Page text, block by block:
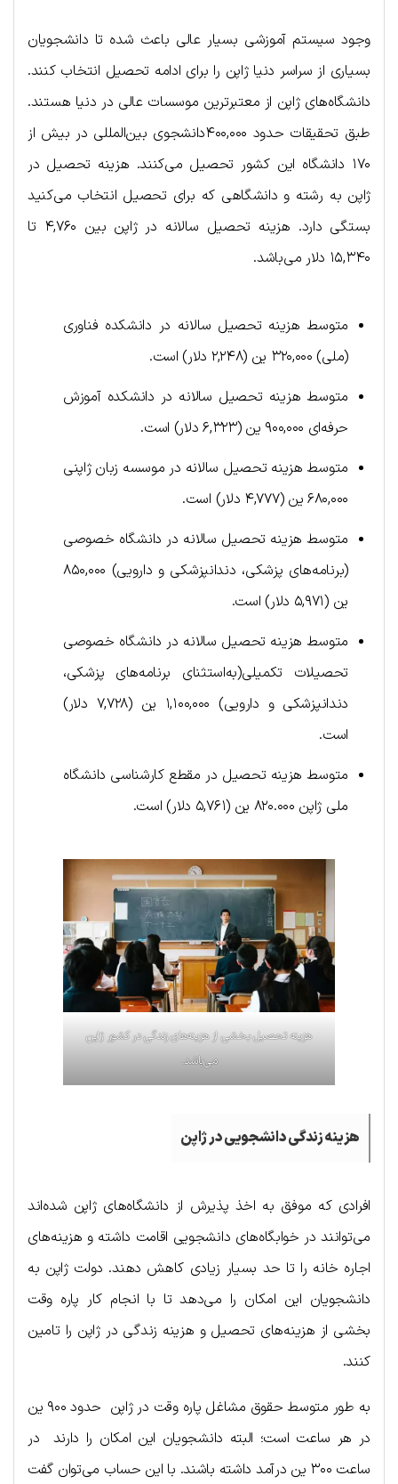
وجود سیستم آموزشی بسیار عالی باعث شده تا دانشجویان
بسیاری از سراسر دنیا ژاپن را برای ادامه تحصیل انتخاب کنند.
دانشگاه‌های ژاپن از معتبرترین موسسات عالی در دنیا هستند.
طبق تحقیقات حدود ۴۰۰,۰۰۰دانشجوی بین‌المللی در بیش از
۱۷۰ دانشگاه این کشور تحصیل می‌کنند. هزینه تحصیل در
ژاپن به رشته و دانشگاهی که برای تحصیل انتخاب می‌کنید
بستگی دارد. هزینه تحصیل سالانه در ژاپن بین ۴,۷۶۰ تا
۱۵,۳۴۰ دلار می‌باشد.
متوسط هزینه تحصیل سالانه در دانشکده فناوری
(ملی) ۳۲۰,۰۰۰ ین (۲,۲۴۸ دلار) است.
متوسط هزینه تحصیل سالانه در دانشکده آموزش
حرفه‌ای ۹۰۰,۰۰۰ ین (۶,۳۲۳ دلار) است.
متوسط هزینه تحصیل سالانه در موسسه زبان ژاپنی
۶۸۰,۰۰۰ ین (۴,۷۷۷ دلار) است.
متوسط هزینه تحصیل سالانه در دانشگاه خصوصی
(برنامه‌های پزشکی، دندانپزشکی و دارویی) ۸۵۰,۰۰۰
ین (۵,۹۷۱ دلار) است.
متوسط هزینه تحصیل سالانه در دانشگاه خصوصی
تحصیلات تکمیلی(به‌استثنای برنامه‌های پزشکی،
دندانپزشکی و دارویی) ۱,۱۰۰,۰۰۰ ین (۷,۷۲۸ دلار)
است.
متوسط هزینه تحصیل در مقطع کارشناسی دانشگاه
ملی ژاپن ۸۲۰.۰۰۰ ین (۵,۷۶۱ دلار) است.
هزینه تحصیل بخشی از هزینه‌های زندگی در کشور ژاپن
می‌باشد.
هزینه زندگی دانشجویی در ژاپن
افرادی که موفق به اخذ پذیرش از دانشگاه‌های ژاپن شده‌اند
می‌توانند در خوابگاه‌های دانشجویی اقامت داشته و هزینه‌های
اجاره خانه را تا حد بسیار زیادی کاهش دهند. دولت ژاپن به
دانشجویان این امکان را می‌دهد تا با انجام کار پاره وقت
بخشی از هزینه‌های تحصیل و هزینه زندگی در ژاپن را تامین
کنند.
به طور متوسط حقوق مشاغل پاره وقت در ژاپن حدود ۹۰۰ ین
در هر ساعت است؛ البته دانشجویان این امکان را دارند در
ساعت ۳۰۰ ین درآمد داشته باشند. با این حساب می‌توان گفت